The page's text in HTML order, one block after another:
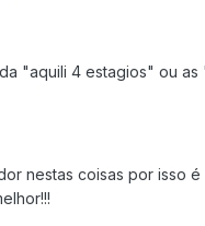
"aquili 4 estagios" ou as
nestas coisas por isso é